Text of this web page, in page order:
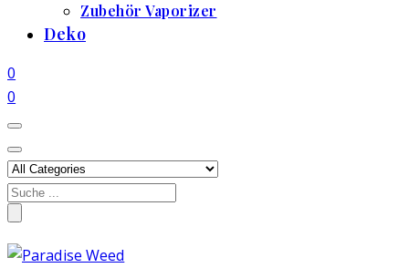
Zubehör Vaporizer
Deko
0
0
Search